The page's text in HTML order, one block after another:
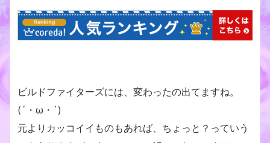
ビルドファイターズには、変わったの出てますね。
(´・ω・`)
元よりカッコイイものもあれば、ちょっと？っていう